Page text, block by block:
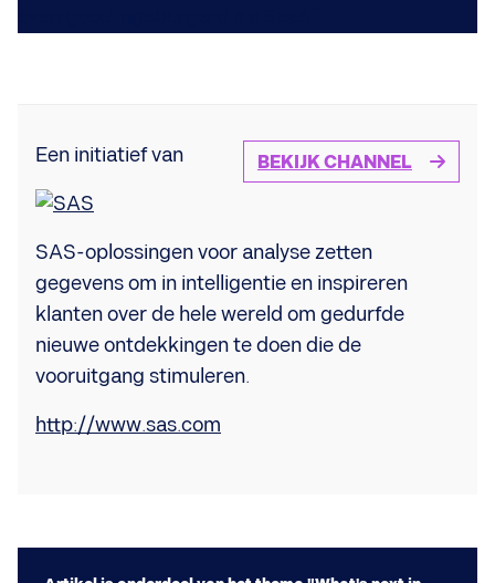
BEKIJK CHANNEL
Een initiatief van
SAS-oplossingen voor analyse zetten
gegevens om in intelligentie en inspireren
klanten over de hele wereld om gedurfde
nieuwe ontdekkingen te doen die de
vooruitgang stimuleren.
http://www.sas.com